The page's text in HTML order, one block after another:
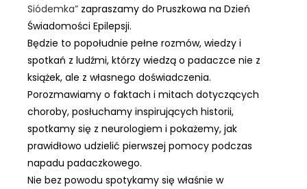
Siódemka” zapraszamy do Pruszkowa na Dzień
Świadomości Epilepsji.
Będzie to popołudnie pełne rozmów, wiedzy i
spotkań z ludźmi, którzy wiedzą o padaczce nie z
książek, ale z własnego doświadczenia.
Porozmawiamy o faktach i mitach dotyczących
choroby, posłuchamy inspirujących historii,
spotkamy się z neurologiem i pokażemy, jak
prawidłowo udzielić pierwszej pomocy podczas
napadu padaczkowego.
Nie bez powodu spotykamy się właśnie w